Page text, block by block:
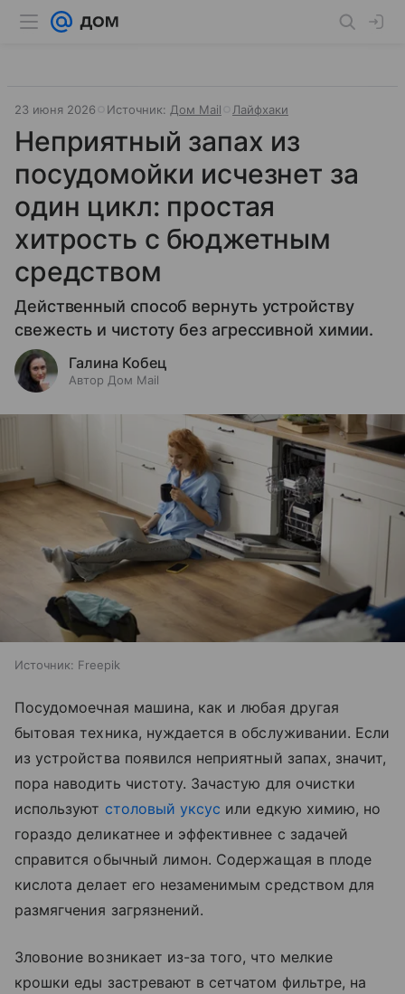
23 июня 2026 Источник: Дом Mail Лайфхаки
Неприятный запах из
посудомойки исчезнет за
один цикл: простая
хитрость с бюджетным
средством
Действенный способ вернуть устройству
свежесть и чистоту без агрессивной химии.
Галина Кобец
Автор Дом Mail
Источник: Freepik
Посудомоечная машина, как и любая другая
бытовая техника, нуждается в обслуживании. Если
из устройства появился неприятный запах, значит,
пора наводить чистоту. Зачастую для очистки
используют столовый уксус или едкую химию, но
гораздо деликатнее и эффективнее с задачей
справится обычный лимон. Содержащая в плоде
кислота делает его незаменимым средством для
размягчения загрязнений.
Зловоние возникает из-за того, что мелкие
крошки еды застревают в сетчатом фильтре, на